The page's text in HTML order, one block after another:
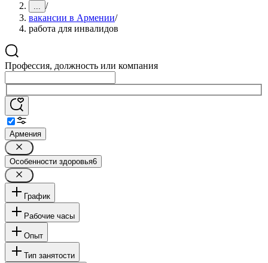
... /
вакансии в Армении/
работа для инвалидов
Профессия, должность или компания
Армения
Особенности здоровья6
График
Рабочие часы
Опыт
Тип занятости